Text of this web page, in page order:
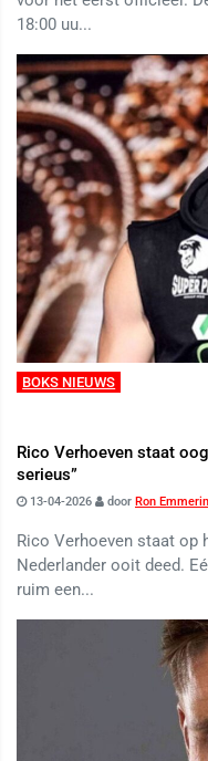
18:00 uu...
BOKS NIEUWS
Rico Verhoeven staat
serieus”
13-04-2026 door Ron
Rico Verhoeven staat op
Nederlander ooit deed.
ruim een...